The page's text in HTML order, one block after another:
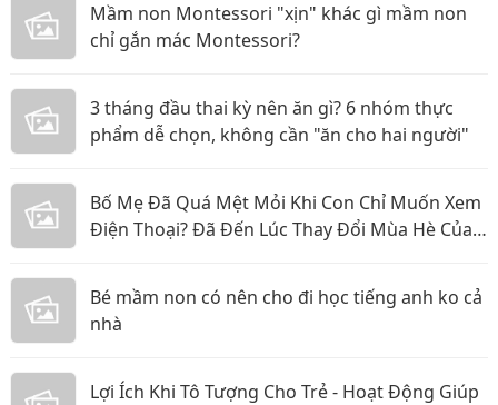
Mầm non Montessori "xịn" khác gì mầm non
chỉ gắn mác Montessori?
3 tháng đầu thai kỳ nên ăn gì? 6 nhóm thực
phẩm dễ chọn, không cần "ăn cho hai người"
Bố Mẹ Đã Quá Mệt Mỏi Khi Con Chỉ Muốn Xem
Điện Thoại? Đã Đến Lúc Thay Đổi Mùa Hè Của
Bé mầm non có nên cho đi học tiếng anh ko cả
nhà
Lợi Ích Khi Tô Tượng Cho Trẻ - Hoạt Động Giúp